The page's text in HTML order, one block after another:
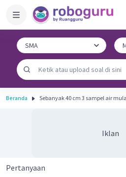
Beranda Sebanyak 40 cm 3 sampel air
Iklan
Pertanyaan